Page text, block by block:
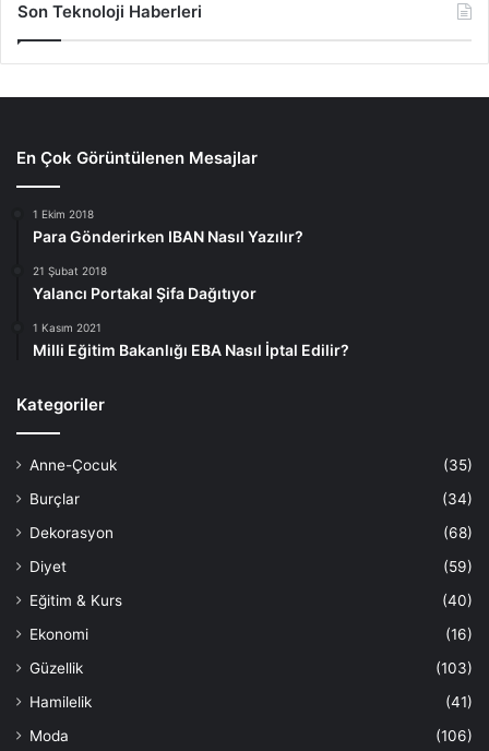
Son Teknoloji Haberleri
En Çok Görüntülenen Mesajlar
1 Ekim 2018
Para Gönderirken IBAN Nasıl Yazılır?
21 Şubat 2018
Yalancı Portakal Şifa Dağıtıyor
1 Kasım 2021
Milli Eğitim Bakanlığı EBA Nasıl İptal Edilir?
Kategoriler
Anne-Çocuk
(35)
Burçlar
(34)
Dekorasyon
(68)
Diyet
(59)
Eğitim & Kurs
(40)
Ekonomi
(16)
Güzellik
(103)
Hamilelik
(41)
Moda
(106)